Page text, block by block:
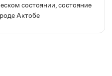
состоянии, состояние
Актобе